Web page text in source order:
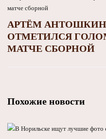
АРТЁМ АНТОШКИН
ОТМЕТИЛСЯ
МАТЧЕ СБОРНОЙ
Похожие новости